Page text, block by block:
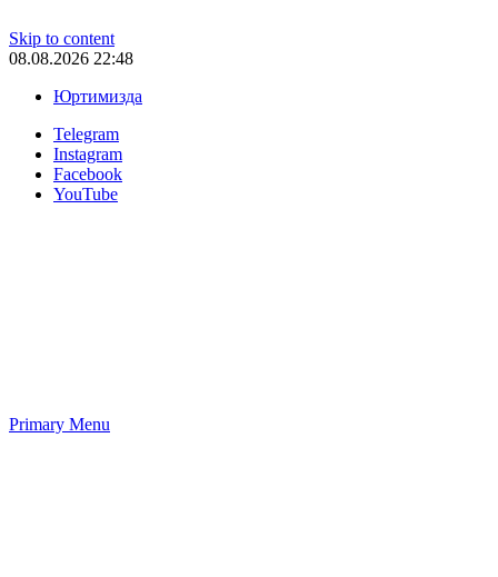
Skip to content
08.08.2026 22:48
Юртимизда
Telegram
Instagram
Facebook
YouTube
Primary Menu